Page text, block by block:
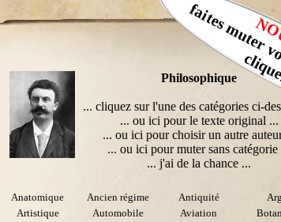
Philosophique
... cliquez sur l'une des catégories ci-
... ou ici pour le texte original ...
... ou ici pour choisir un autre
... ou ici pour muter sans catégorie
... j'ai de la chance ...
Anatomique Ancien régime Antiquité
Artistique
Automobile Aviation
faites